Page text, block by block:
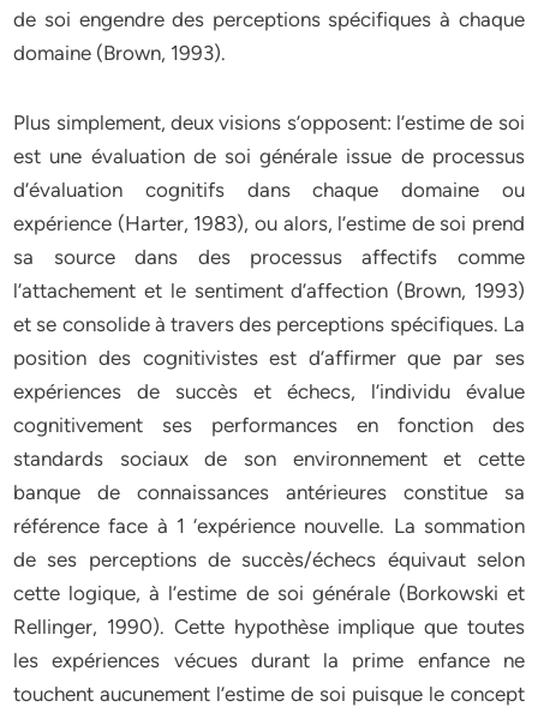
de soi engendre des perceptions spécifiques à chaque
domaine (Brown, 1993).
Plus simplement, deux visions s’opposent: l’estime de soi
est une évaluation de soi générale issue de processus
d’évaluation cognitifs dans chaque domaine ou
expérience (Harter, 1983), ou alors, l’estime de soi prend
sa source dans des processus affectifs comme
l’attachement et le sentiment d’affection (Brown, 1993)
et se consolide à travers des perceptions spécifiques. La
position des cognitivistes est d’affirmer que par ses
expériences de succès et échecs, l’individu évalue
cognitivement ses performances en fonction des
standards sociaux de son environnement et cette
banque de connaissances antérieures constitue sa
référence face à 1 ‘expérience nouvelle. La sommation
de ses perceptions de succès/échecs équivaut selon
cette logique, à l’estime de soi générale (Borkowski et
Rellinger, 1990). Cette hypothèse implique que toutes
les expériences vécues durant la prime enfance ne
touchent aucunement l’estime de soi puisque le concept